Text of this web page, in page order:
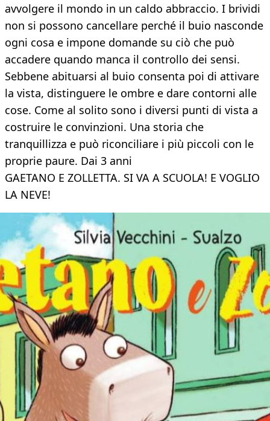
avvolgere il mondo in un caldo abbraccio. I brividi
non si possono cancellare perché il buio nasconde
ogni cosa e impone domande su ciò che può
accadere quando manca il controllo dei sensi.
Sebbene abituarsi al buio consenta poi di attivare
la vista, distinguere le ombre e dare contorni alle
cose. Come al solito sono i diversi punti di vista a
costruire le convinzioni. Una storia che
tranquillizza e può riconciliare i più piccoli con le
proprie paure. Dai 3 anni
GAETANO E ZOLLETTA. SI VA A SCUOLA! E VOGLIO
LA NEVE!